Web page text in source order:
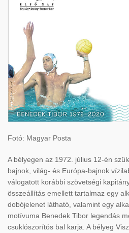
Fotó: Magyar Posta
A bélyegen az 1972. július 12-én
bajnok, világ- és Európa-bajnok
válogatott korábbi szövetségi
összeállítás emellett tartalmaz egy
dobójelenet látható, valamint egy
motívuma Benedek Tibor legendás
csuklószorítós bal karja. A bélyeg